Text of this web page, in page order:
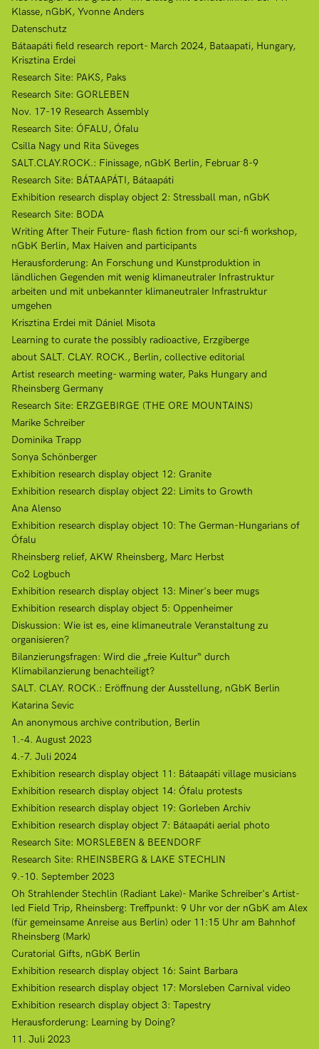
Klasse, nGbK, Yvonne Anders
Datenschutz
Bátaapáti field research report- March 2024, Bataapati, Hungary,
Krisztina Erdei
Research Site: PAKS, Paks
Research Site: GORLEBEN
Nov. 17-19 Research Assembly
Research Site: ÓFALU, Ófalu
Csilla Nagy und Rita Süveges
SALT.CLAY.ROCK.: Finissage, nGbK Berlin, Februar 8-9
Research Site: BÁTAAPÁTI, Bátaapáti
Exhibition research display object 2: Stressball man, nGbK
Research Site: BODA
Writing After Their Future- flash fiction from our sci-fi workshop,
nGbK Berlin, Max Haiven and participants
Herausforderung: An Forschung und Kunstproduktion in
ländlichen Gegenden mit wenig klimaneutraler Infrastruktur
arbeiten und mit unbekannter klimaneutraler Infrastruktur
umgehen
Krisztina Erdei mit Dániel Misota
Learning to curate the possibly radioactive, Erzgiberge
about SALT. CLAY. ROCK., Berlin, collective editorial
Artist research meeting- warming water, Paks Hungary and
Rheinsberg Germany
Research Site: ERZGEBIRGE (THE ORE MOUNTAINS)
Marike Schreiber
Dominika Trapp
Sonya Schönberger
Exhibition research display object 12: Granite
Exhibition research display object 22: Limits to Growth
Ana Alenso
Exhibition research display object 10: The German-Hungarians of
Ófalu
Rheinsberg relief, AKW Rheinsberg, Marc Herbst
Co2 Logbuch
Exhibition research display object 13: Miner's beer mugs
Exhibition research display object 5: Oppenheimer
Diskussion: Wie ist es, eine klimaneutrale Veranstaltung zu
organisieren?
Bilanzierungsfragen: Wird die „freie Kultur“ durch
Klimabilanzierung benachteiligt?
SALT. CLAY. ROCK.: Eröffnung der Ausstellung, nGbK Berlin
Katarina Sevic
An anonymous archive contribution, Berlin
1.-4. August 2023
4.-7. Juli 2024
Exhibition research display object 11: Bátaapáti village musicians
Exhibition research display object 14: Ófalu protests
Exhibition research display object 19: Gorleben Archiv
Exhibition research display object 7: Bátaapáti aerial photo
Research Site: MORSLEBEN & BEENDORF
Research Site: RHEINSBERG & LAKE STECHLIN
9.-10. September 2023
Oh Strahlender Stechlin (Radiant Lake)- Marike Schreiber's Artist-
led Field Trip, Rheinsberg: Treffpunkt: 9 Uhr vor der nGbK am Alex
(für gemeinsame Anreise aus Berlin) oder 11:15 Uhr am Bahnhof
Rheinsberg (Mark)
Curatorial Gifts, nGbK Berlin
Exhibition research display object 16: Saint Barbara
Exhibition research display object 17: Morsleben Carnival video
Exhibition research display object 3: Tapestry
Herausforderung: Learning by Doing?
11. Juli 2023